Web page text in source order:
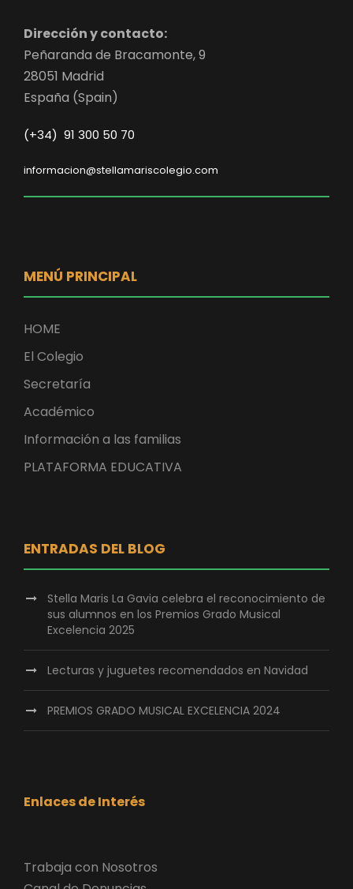
Dirección y contacto:
Peñaranda de Bracamonte, 9
28051 Madrid
España (Spain)
(+34) 91 300 50 70
informacion@stellamariscolegio.com
MENÚ PRINCIPAL
HOME
El Colegio
Secretaría
Académico
Información a las familias
PLATAFORMA EDUCATIVA
ENTRADAS DEL BLOG
Stella Maris La Gavia celebra el reconocimiento de
sus alumnos en los Premios Grado Musical
Excelencia 2025
Lecturas y juguetes recomendados en Navidad
PREMIOS GRADO MUSICAL EXCELENCIA 2024
Enlaces de Interés
Trabaja con Nosotros